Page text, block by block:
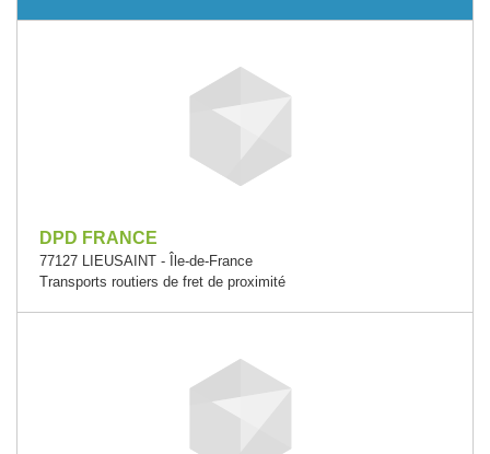
DPD FRANCE
77127 LIEUSAINT - Île-de-France
Transports routiers de fret de proximité